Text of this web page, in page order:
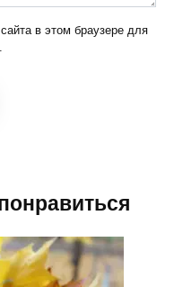
в этом браузере для